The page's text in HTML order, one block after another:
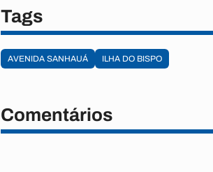
Tags
AVENIDA SANHAUÁ ILHA DO BISPO
Comentários